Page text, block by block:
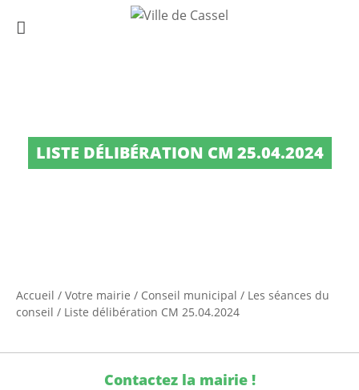
LISTE DÉLIBÉRATION CM 25.04.2024
Accueil / Votre mairie / Conseil municipal / Les séances du
conseil / Liste délibération CM 25.04.2024
Contactez la mairie !